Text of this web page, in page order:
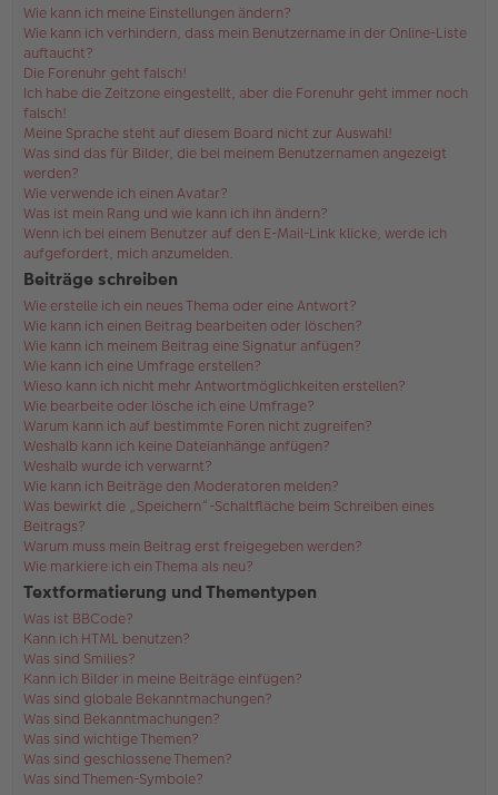
Wie kann ich meine Einstellungen ändern?
Wie kann ich verhindern, dass mein Benutzername in der Online-Liste
auftaucht?
Die Forenuhr geht falsch!
Ich habe die Zeitzone eingestellt, aber die Forenuhr geht immer noch
falsch!
Meine Sprache steht auf diesem Board nicht zur Auswahl!
Was sind das für Bilder, die bei meinem Benutzernamen angezeigt
werden?
Wie verwende ich einen Avatar?
Was ist mein Rang und wie kann ich ihn ändern?
Wenn ich bei einem Benutzer auf den E-Mail-Link klicke, werde ich
aufgefordert, mich anzumelden.
Beiträge schreiben
Wie erstelle ich ein neues Thema oder eine Antwort?
Wie kann ich einen Beitrag bearbeiten oder löschen?
Wie kann ich meinem Beitrag eine Signatur anfügen?
Wie kann ich eine Umfrage erstellen?
Wieso kann ich nicht mehr Antwortmöglichkeiten erstellen?
Wie bearbeite oder lösche ich eine Umfrage?
Warum kann ich auf bestimmte Foren nicht zugreifen?
Weshalb kann ich keine Dateianhänge anfügen?
Weshalb wurde ich verwarnt?
Wie kann ich Beiträge den Moderatoren melden?
Was bewirkt die „Speichern“-Schaltfläche beim Schreiben eines
Beitrags?
Warum muss mein Beitrag erst freigegeben werden?
Wie markiere ich ein Thema als neu?
Textformatierung und Thementypen
Was ist BBCode?
Kann ich HTML benutzen?
Was sind Smilies?
Kann ich Bilder in meine Beiträge einfügen?
Was sind globale Bekanntmachungen?
Was sind Bekanntmachungen?
Was sind wichtige Themen?
Was sind geschlossene Themen?
Was sind Themen-Symbole?